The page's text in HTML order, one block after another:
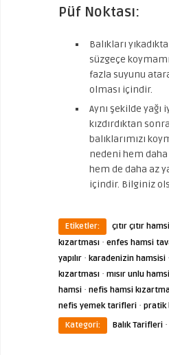
Püf Noktası:
Balıkları
süzgeçe
fazla suyunu
olması içindir.
Aynı şekilde yağı
kızdırdıktan sonra
balıklarımızı
nedeni hem daha
hem de daha az
içindir. Bilginiz
Etiketler: çıtır çıtır hamsi
kızartması · enfes hamsi
yapılır · karadenizin hamsisi ·
kızartması · mısır unlu
hamsi · nefis hamsi
nefis yemek tarifleri · pratik
Kategori:
Balık Tarifleri ·